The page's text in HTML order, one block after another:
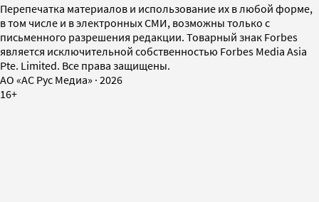
Перепечатка материалов и использование их в любой форме,
в том числе и в электронных СМИ, возможны только с
письменного разрешения редакции. Товарный знак Forbes
является исключительной собственностью Forbes Media Asia
Pte. Limited. Все права защищены.
AO «АС Рус Медиа» · 2026
16+